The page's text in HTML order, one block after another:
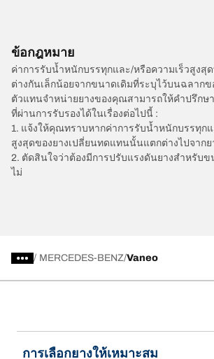
ข้อกฎหมาย
ค่าการรับน้ำหนักบรรทุกและ/หรือความเร็วสูงสุ
ต่างกันเล็กน้อยจากขนาดเดิมที่ระบุไว้บนฉลาก
ตัวแทนจำหน่ายยางของคุณสามารถให้คำปรึกษ
ที่ผ่านการรับรองได้ในเรื่องต่อไปนี้ :
1. แจ้งให้คุณทราบหากค่าการรับน้ำหนักบรรทุกแ
สูงสุดของยางเปลี่ยนทดแทนนั้นแตกต่างไปจากย
2. ตัดสินใจว่าต้องมีการปรับแรงดันยางสำหรับข
ไม่
/ MERCEDES-BENZ Vaneo
การเลือกยางให้เหมาะสม